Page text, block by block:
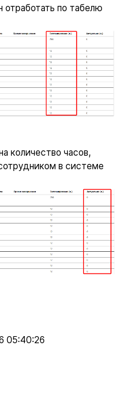
по табелю
количество часов,
в системе
05:40:26